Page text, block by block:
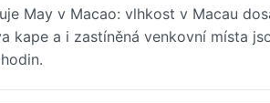
May v Macao: vlhkost v Macau
kape a i zastíněná venkovní místa